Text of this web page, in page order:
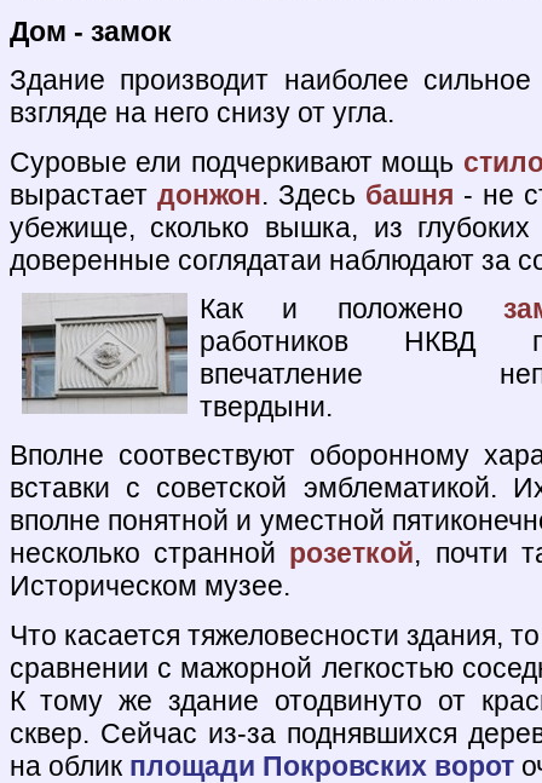
Дом - замок
Здание производит наиболее
взгляде на него снизу от угла.
Суровые ели подчеркивают мощь
вырастает донжон. Здесь башня - не
убежище, сколько вышка, из
доверенные соглядатаи наблюдают за
Как и положено
работников НКВД
впечатление
твердыни.
Вполне соотвествуют оборонному
вставки с советской эмблематикой.
вполне понятной и уместной
несколько странной розеткой, почти
Историческом музее.
Что касается тяжеловесности здания,
сравнении с мажорной легкостью
К тому же здание отодвинуто от
сквер. Сейчас из-за поднявшихся
на облик площади Покровских ворот